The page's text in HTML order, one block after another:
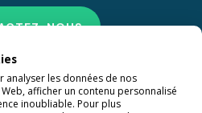
NOUS
analyser les données de nos
afficher un contenu personnalisé
inoubliable. Pour plus